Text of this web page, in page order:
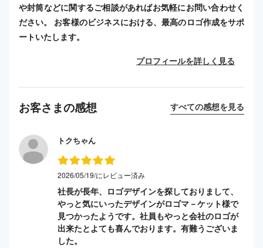
や封筒などに関するご相談があればお気軽にお問い合わせく
ださい。 お客様のビジネスにおける、最高のロゴ作成をサポ
ートいたします。
プロフィールを詳しく見る
お客さまの感想 すべての感想を見る
トクちゃん
2026/05/19/にレビュー済み
社長が長年、ロゴデザインを探しておりまして、
やっと気にいったデザインがロゴマ－ケット様で
見つかったようです。社員もやっと会社のロゴが
出来たとよても喜んでおります。有難うございま
した。